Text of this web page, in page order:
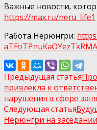
Важные новости,
https://max.ru/neru_life1
Работа Нерюнгри:
Предыдущая статья
привлекла к
нарушения в сфере
Следующая статья
Нерюнгри на